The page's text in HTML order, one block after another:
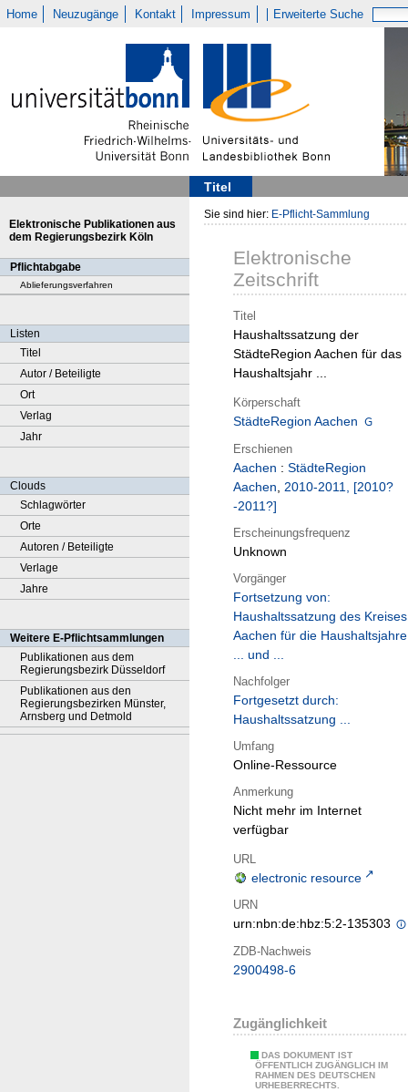
Home Neuzugänge Kontakt Impressum Erweiterte Suche
Titel
Elektronische Publikationen aus
dem Regierungsbezirk Köln
Pflichtabgabe
Ablieferungsverfahren
Listen
Titel
Autor / Beteiligte
Ort
Verlag
Jahr
Clouds
Schlagwörter
Orte
Autoren / Beteiligte
Verlage
Jahre
Weitere E-Pflichtsammlungen
Publikationen aus dem
Regierungsbezirk Düsseldorf
Publikationen aus den
Regierungsbezirken Münster,
Arnsberg und Detmold
Sie sind hier: E-Pflicht-Sammlung
Elektronische
Zeitschrift
Titel
Haushaltssatzung der
StädteRegion Aachen für das
Haushaltsjahr ...
Körperschaft
StädteRegion Aachen
Erschienen
Aachen : StädteRegion
Aachen, 2010-2011, [2010?
-2011?]
Erscheinungsfrequenz
Unknown
Vorgänger
Fortsetzung von:
Haushaltssatzung des Kreises
Aachen für die Haushaltsjahre
... und ...
Nachfolger
Fortgesetzt durch:
Haushaltssatzung ...
Umfang
Online-Ressource
Anmerkung
Nicht mehr im Internet
verfügbar
URL
electronic resource
URN
urn:nbn:de:hbz:5:2-135303
ZDB-Nachweis
2900498-6
Zugänglichkeit
DAS DOKUMENT IST
ÖFFENTLICH ZUGÄNGLICH IM
RAHMEN DES DEUTSCHEN
URHEBERRECHTS.